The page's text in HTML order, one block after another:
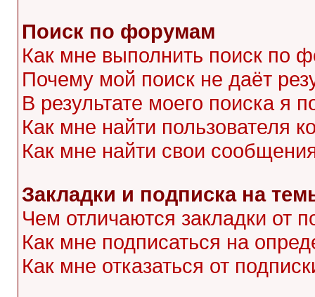
Поиск по форумам
Как мне выполнить поиск по
Почему мой поиск не даёт
В результате моего поиска я
Как мне найти пользователя
Как мне найти свои
Закладки и подписка на
Чем отличаются закладки от
Как мне подписаться на
Как мне отказаться от